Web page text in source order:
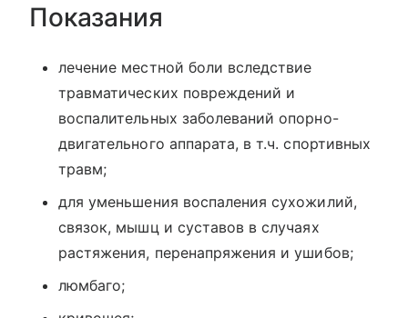
Показания
лечение местной боли вследствие
травматических повреждений и
воспалительных заболеваний опорно-
двигательного аппарата, в т.ч. спортивных
травм;
для уменьшения воспаления сухожилий,
связок, мышц и суставов в случаях
растяжения, перенапряжения и ушибов;
люмбаго;